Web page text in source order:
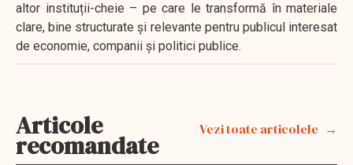
altor instituții-cheie – pe care le transformă în materiale
clare, bine structurate și relevante pentru publicul interesat
de economie, companii și politici publice.
Articole
recomandate
Vezi toate articolele